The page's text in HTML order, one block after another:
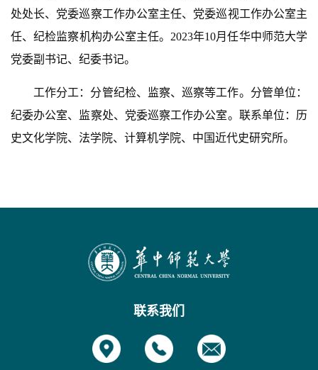
处处长、党委巡察工作办公室主任、党委巡视工作办公室主
任、纪检监察机构办公室主任。2023年10月任华中师范大学
党委副书记、纪委书记。
工作分工：分管纪检、监察、巡察等工作。分管单位：
纪委办公室、监察处、党委巡察工作办公室。联系单位：历
史文化学院、法学院、计算机学院、中国近代史研究所。
联系我们